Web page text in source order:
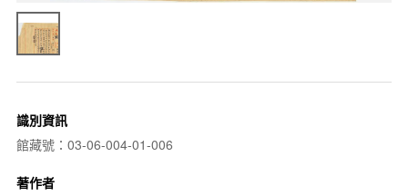
識別資訊
館藏號：03-06-004-01-006
著作者